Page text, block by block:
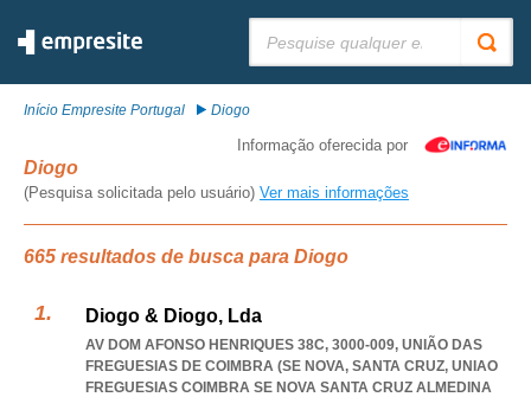
Início Empresite Portugal Diogo
Informação oferecida por
Diogo
(Pesquisa solicitada pelo usuário) Ver mais informações
665 resultados de busca para Diogo
Diogo & Diogo, Lda
AV DOM AFONSO HENRIQUES 38C, 3000-009, UNIÃO DAS
FREGUESIAS DE COIMBRA (SE NOVA, SANTA CRUZ, UNIAO
FREGUESIAS COIMBRA SE NOVA SANTA CRUZ ALMEDINA